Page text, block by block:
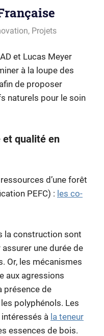
, Projets
et Lucas Meyer
à la loupe des
de proposer
naturels pour le soin
qualité en
d’une forêt
PEFC) : les co-
la construction sont
une durée de
Or, les mécanismes
aux agressions
présence de
polyphénols. Les
à la teneur
essences de bois.